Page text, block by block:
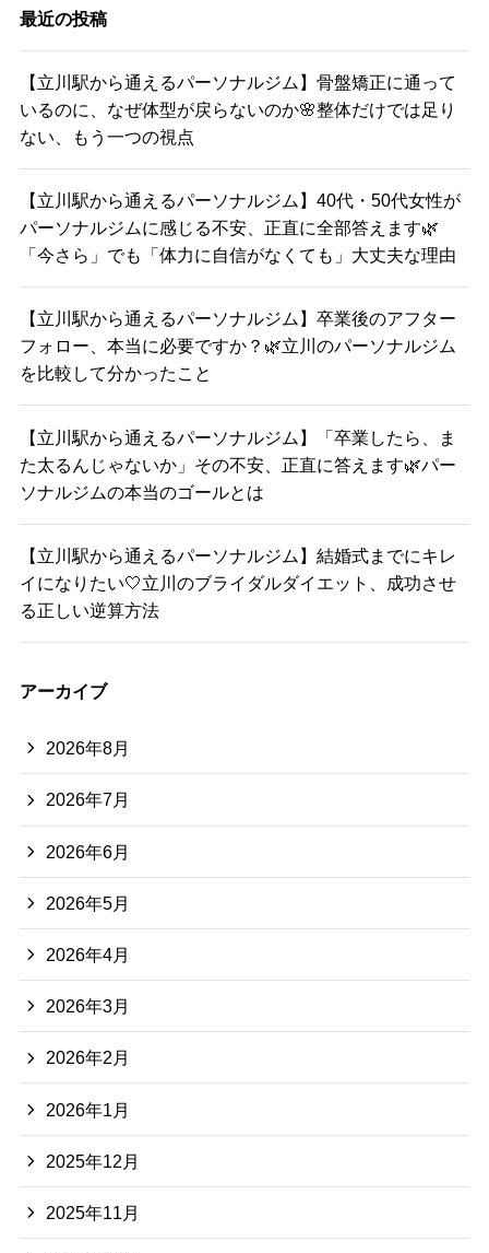
最近の投稿
【立川駅から通えるパーソナルジム】骨盤矯正に通って
いるのに、なぜ体型が戻らないのか🌸整体だけでは足り
ない、もう一つの視点
【立川駅から通えるパーソナルジム】40代・50代女性が
パーソナルジムに感じる不安、正直に全部答えます🌿
「今さら」でも「体力に自信がなくても」大丈夫な理由
【立川駅から通えるパーソナルジム】卒業後のアフター
フォロー、本当に必要ですか？🌿立川のパーソナルジム
を比較して分かったこと
【立川駅から通えるパーソナルジム】「卒業したら、ま
た太るんじゃないか」その不安、正直に答えます🌿パー
ソナルジムの本当のゴールとは
【立川駅から通えるパーソナルジム】結婚式までにキレ
イになりたい🤍立川のブライダルダイエット、成功させ
る正しい逆算方法
アーカイブ
2026年8月
2026年7月
2026年6月
2026年5月
2026年4月
2026年3月
2026年2月
2026年1月
2025年12月
2025年11月